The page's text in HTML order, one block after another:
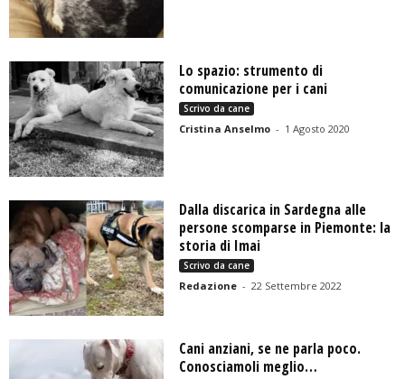
Lo spazio: strumento di
comunicazione per i cani
Scrivo da cane
Cristina Anselmo - 1 Agosto 2020
Dalla discarica in Sardegna alle
persone scomparse in Piemonte: la
storia di Imai
Scrivo da cane
Redazione - 22 Settembre 2022
Cani anziani, se ne parla poco.
Conosciamoli meglio…